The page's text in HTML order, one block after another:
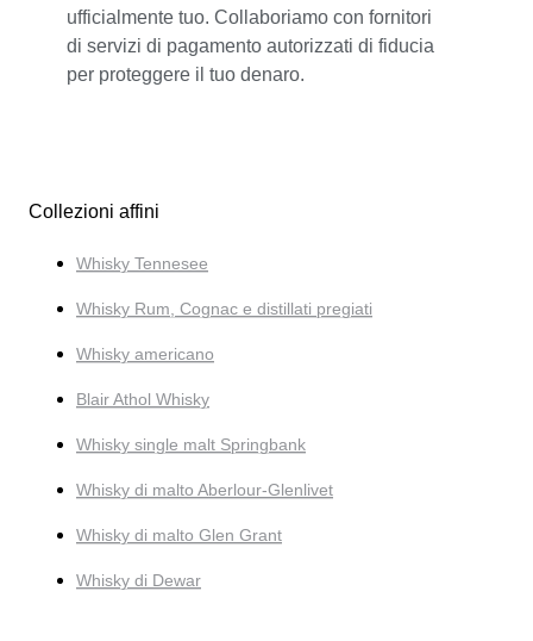
ufficialmente tuo. Collaboriamo con fornitori
di servizi di pagamento autorizzati di fiducia
per proteggere il tuo denaro.
Collezioni affini
Whisky Tennesee
Whisky Rum, Cognac e distillati pregiati
Whisky americano
Blair Athol Whisky
Whisky single malt Springbank
Whisky di malto Aberlour-Glenlivet
Whisky di malto Glen Grant
Whisky di Dewar